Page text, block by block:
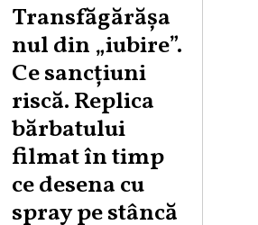
7
,
Transfăgărășa
nul din „iubire”.
Ce sancțiuni
riscă. Replica
bărbatului
filmat în timp
ce desena cu
spray pe stâncă